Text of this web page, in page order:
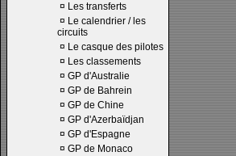
¤ Les transferts
¤ Le calendrier / les
circuits
¤ Le casque des pilotes
¤ Les classements
¤ GP d'Australie
¤ GP de Bahrein
¤ GP de Chine
¤ GP d'Azerbaïdjan
¤ GP d'Espagne
¤ GP de Monaco